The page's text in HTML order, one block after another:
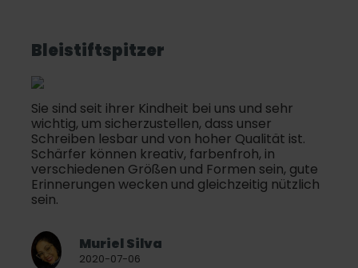
Bleistiftspitzer
Sie sind seit ihrer Kindheit bei uns und sehr
wichtig, um sicherzustellen, dass unser
Schreiben lesbar und von hoher Qualität ist.
Schärfer können kreativ, farbenfroh, in
verschiedenen Größen und Formen sein, gute
Erinnerungen wecken und gleichzeitig nützlich
sein.
Muriel Silva
2020-07-06